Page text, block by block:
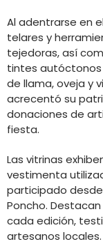
Al adentrarse en
telares y
tejedoras, así
tintes autóctonos
de llama, oveja y
acrecentó su
donaciones de
fiesta.
Las vitrinas
vestimenta
participado
Poncho.
cada edición,
artesanos locales.